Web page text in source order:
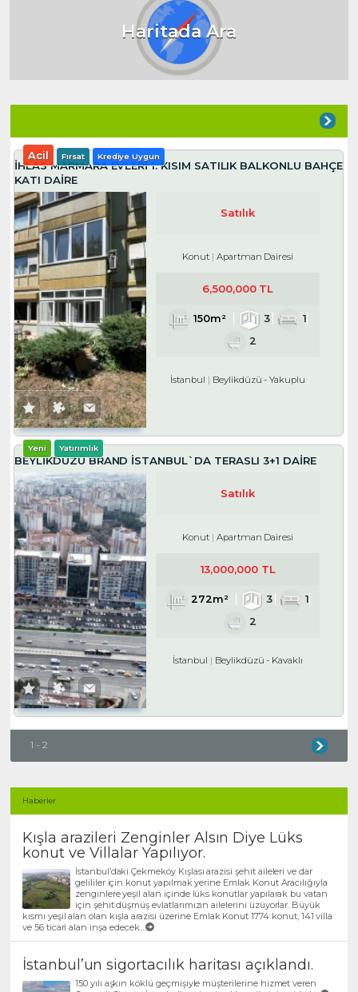
Haritada Ara
İHLAS MARMARA EVLERI 1. KISIM SATILIK BALKONLU BAHÇE
KATI DAIRE
Acil Fırsat Krediye Uygun
Satılık
Konut Apartman Dairesi
6,500,000 TL
150m² 3
1
2
İstanbul Beylikdüzü -Yakuplu
BEYLİKDÜZÜ BRAND İSTANBUL`DA TERASLI 3+1 DAİRE
Yeni Yatırımlık
Satılık
Konut Apartman Dairesi
13,000,000 TL
272m² 3
1
2
İstanbul Beylikdüzü - Kavaklı
1 - 2
Haberler
Kışla arazileri Zenginler Alsın Diye Lüks
konut ve Villalar Yapılıyor.
İstanbul’daki Çekmeköy Kışlası arazisi şehit aileleri ve dar
gelililer için konut yapılmak yerine Emlak Konut Aracılığıyla
zenginlere yeşil alan içinde lüks konutlar yapılarak bu vatan
için şehit düşmüş evlatlarımızın ailelerini üzüyorlar. Büyük
kısmı yeşil alan olan kışla arazisi üzerine Emlak Konut 1774 konut, 141 villa
ve 56 ticari alan inşa edecek....
İstanbul’un sigortacılık haritası açıklandı.
150 yılı aşkın köklü geçmişiyle müşterilerine hizmet veren